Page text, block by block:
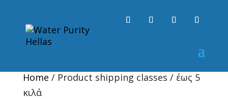
Home / Product shipping classes / έως 5
κιλά